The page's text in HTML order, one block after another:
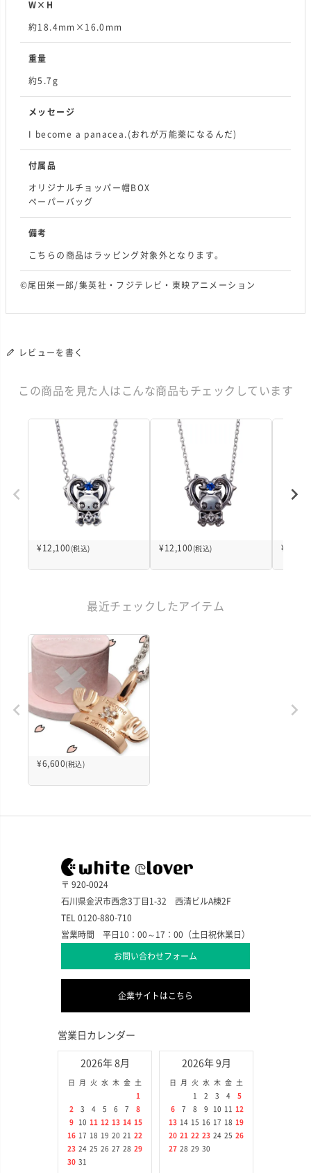
W×H
約18.4mm×16.0mm
重量
約5.7g
メッセージ
I become a panacea.(おれが万能薬になるんだ)
付属品
オリジナルチョッパー帽BOX
ペーパーバッグ
備考
こちらの商品はラッピング対象外となります。
©尾田栄一郎/集英社・フジテレビ・東映アニメーション
レビューを書く
この商品を見た人はこんな商品もチェックしています
¥ 12,100 (税込) ¥ 12,100 (税込) ¥
最近チェックしたアイテム
¥6,600 (税込)
〒 920-0024
石川県金沢市西念3丁目1-32 西清ビルA棟2F
TEL 0120-880-710
営業時間 平日10：00～17：00（土日祝休業日）
お問い合わせフォーム
企業サイトはこちら
営業日カレンダー
2026年 8月
日 月 火 水 木 金
土
1
2
3 4 5 6 7
8
9
10 11 12 13 14 15
16 17 18 19 20 21
22
23 24 25 26 27 28 29
30 31
2026年 9月
日 月 火 水 木 金
土
1
2 3 4
5
6
7 8 9 10 11
12
13 14 15 16 17 18 19
20 21 22 23 24 25 26
27 28 29 30